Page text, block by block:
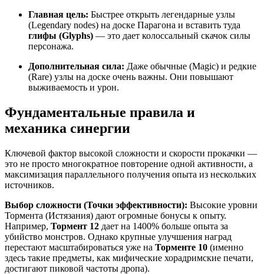
Главная цель: Быстрее открыть легендарные узлы
(Legendary nodes) на доске Парагона и вставить туда
глифы (Glyphs) — это дает колоссальный скачок силы
персонажа.
Дополнительная сила: Даже обычные (Magic) и редкие
(Rare) узлы на доске очень важны. Они повышают
выживаемость и урон.
Фундаментальные правила и
механика синергии
Ключевой фактор высокой сложности и скорости прокачки —
это не просто многократное повторение одной активности, а
максимизация параллельного получения опыта из нескольких
источников.
Выбор сложности (Точки эффективности): Высокие уровни
Тормента (Истязания) дают огромные бонусы к опыту.
Например, Тормент 12 дает на 1400% больше опыта за
убийство монстров. Однако крупные улучшения наград
перестают масштабироваться уже на Торменте 10 (именно
здесь такие предметы, как мифические хорадримские печати,
достигают пиковой частоты дропа).